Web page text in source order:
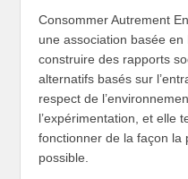
Consommer Autrement
une association basée
construire des rapports
alternatifs basés sur
respect de
l’expérimentation, et elle
fonctionner de la façon la
possible.